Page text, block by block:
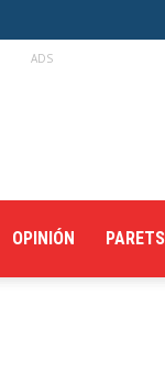
ADS
OPINIÓN